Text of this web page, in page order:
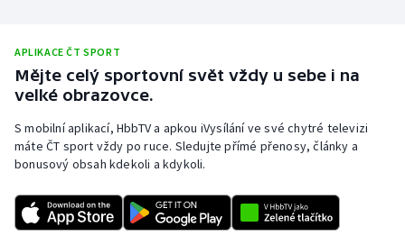
Rychlobruslení
Rychlostní kanoistika
Short track
Sportovní střelba
APLIKACE ČT SPORT
Mějte celý sportovní svět vždy u sebe i na
velké obrazovce.
S mobilní aplikací, HbbTV a apkou iVysílání ve své chytré televizi
máte ČT sport vždy po ruce. Sledujte přímé přenosy, články a
bonusový obsah kdekoli a kdykoli.